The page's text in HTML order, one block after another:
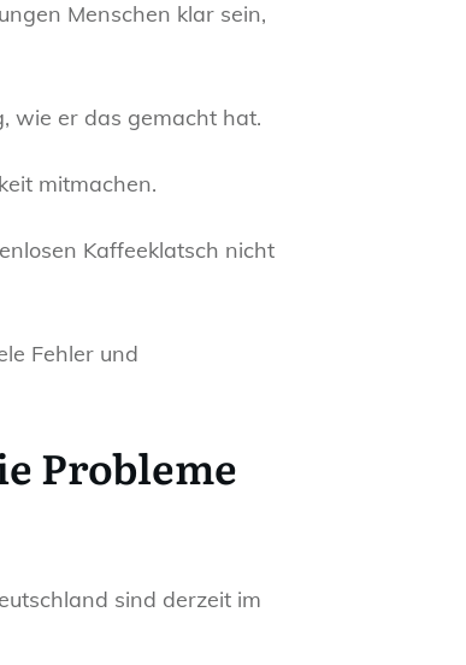
Menschen klar sein,
wie er das gemacht hat.
mitmachen.
Kaffeeklatsch nicht
Fehler und
Probleme
sind derzeit im